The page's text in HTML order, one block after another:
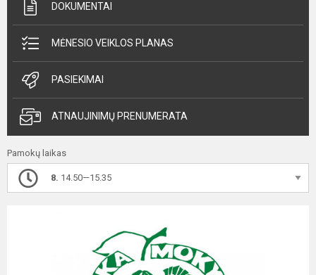
DOKUMENTAI
MĖNESIO VEIKLOS PLANAS
PASIEKIMAI
ATNAUJINIMŲ PRENUMERATA
Pamokų laikas
8. 14.50—15.35